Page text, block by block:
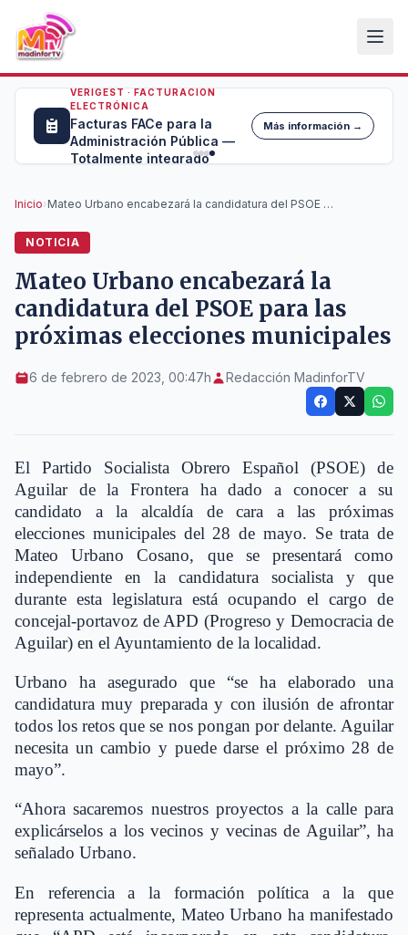
VERIGEST · FACTURACIÓN
ELECTRÓNICA
Facturas FACe para la
Administración Pública —
Totalmente integrado
Más información →
Inicio› Mateo Urbano encabezará la candidatura del PSOE para las próximas elecciones municipales
NOTICIA
Mateo Urbano encabezará la
candidatura del PSOE para las
próximas elecciones municipales
6 de febrero de 2023, 00:47h Redacción MadinforTV
El Partido Socialista Obrero Español (PSOE) de
Aguilar de la Frontera ha dado a conocer a su
candidato a la alcaldía de cara a las próximas
elecciones municipales del 28 de mayo. Se trata de
Mateo Urbano Cosano, que se presentará como
independiente en la candidatura socialista y que
durante esta legislatura está ocupando el cargo de
concejal-portavoz de APD (Progreso y Democracia de
Aguilar) en el Ayuntamiento de la localidad.
Urbano ha asegurado que “se ha elaborado una
candidatura muy preparada y con ilusión de afrontar
todos los retos que se nos pongan por delante. Aguilar
necesita un cambio y puede darse el próximo 28 de
mayo”.
“Ahora sacaremos nuestros proyectos a la calle para
explicárselos a los vecinos y vecinas de Aguilar”, ha
señalado Urbano.
En referencia a la formación política a la que
representa actualmente, Mateo Urbano ha manifestado